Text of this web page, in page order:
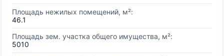
Площадь нежилых помещений, м²:
46.1
Площадь зем. участка общего имущества, м²:
5010